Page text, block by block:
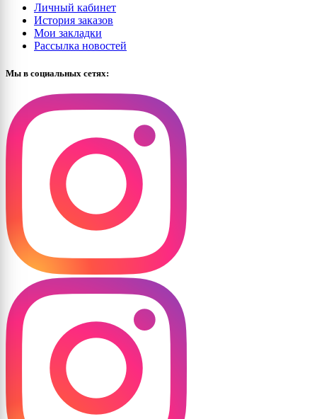
Личный кабинет
История заказов
Мои закладки
Рассылка новостей
Мы в социальных сетях: